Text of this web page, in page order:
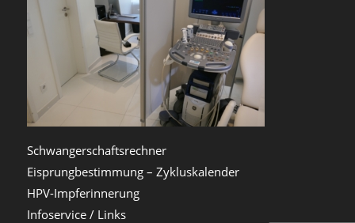
Schwangerschaftsrechner
Eisprungbestimmung – Zykluskalender
HPV-Impferinnerung
Infoservice / Links